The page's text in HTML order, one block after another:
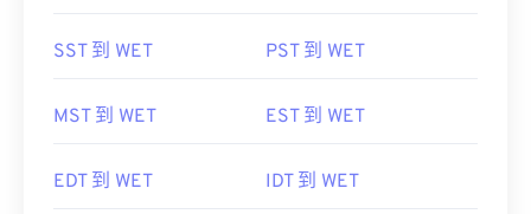
SST 到 WET PST 到 WET
MST 到 WET EST 到 WET
EDT 到 WET IDT 到 WET